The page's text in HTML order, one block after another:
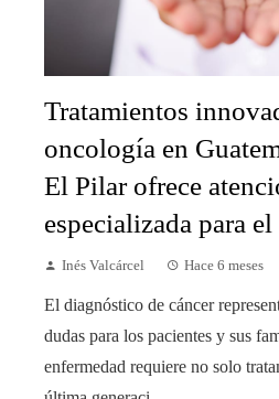
Tratamientos
oncología en
El Pilar ofrece
especializada para el
Inés Valcárcel Hace 6 meses
El diagnóstico de cáncer
dudas para los pacientes y sus
enfermedad requiere no solo